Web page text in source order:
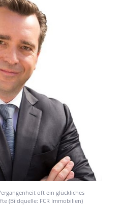
oft ein glückliches
(Bildquelle: FCR Immobilien)